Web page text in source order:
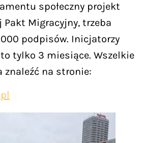
społeczny projekt
Migracyjny, trzeba
podpisów. Inicjatorzy
tylko 3 miesiące. Wszelkie
znaleźć na stronie: